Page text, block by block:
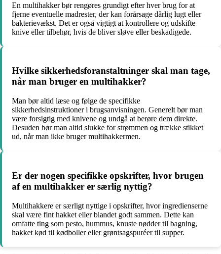
En multihakker bør rengøres grundigt efter hver brug for at
fjerne eventuelle madrester, der kan forårsage dårlig lugt eller
bakterievækst. Det er også vigtigt at kontrollere og udskifte
knive eller tilbehør, hvis de bliver sløve eller beskadigede.
Hvilke sikkerhedsforanstaltninger skal man tage,
når man bruger en multihakker?
Man bør altid læse og følge de specifikke
sikkerhedsinstruktioner i brugsanvisningen. Generelt bør man
være forsigtig med knivene og undgå at berøre dem direkte.
Desuden bør man altid slukke for strømmen og trække stikket
ud, når man ikke bruger multihakkermen.
Er der nogen specifikke opskrifter, hvor brugen
af en multihakker er særlig nyttig?
Multihakkere er særligt nyttige i opskrifter, hvor ingredienserne
skal være fint hakket eller blandet godt sammen. Dette kan
omfatte ting som pesto, hummus, knuste nødder til bagning,
hakket kød til kødboller eller grøntsagspuréer til supper.